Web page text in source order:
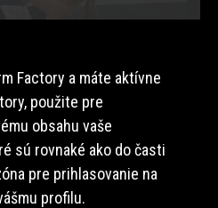
Factory a máte aktívne
použite pre
obsahu vaše
sú rovnaké ako do časti
pre prihlasovanie na
profilu.